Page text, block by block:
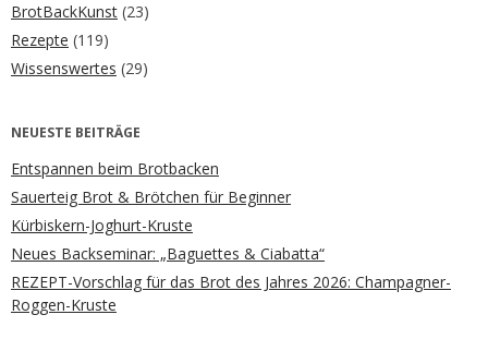
BrotBackKunst (23)
Rezepte (119)
Wissenswertes (29)
NEUESTE BEITRÄGE
Entspannen beim Brotbacken
Sauerteig Brot & Brötchen für Beginner
Kürbiskern-Joghurt-Kruste
Neues Backseminar: „Baguettes & Ciabatta“
REZEPT-Vorschlag für das Brot des Jahres 2026: Champagner-
Roggen-Kruste